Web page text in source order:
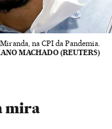
na CPI da Pandemia.
MACHADO (REUTERS)
mira